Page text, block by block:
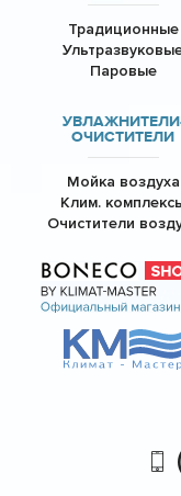
Традиционные
Паровые
ОЧИСТИТЕЛИ
Мойка воздуха
Клим.
Очистители